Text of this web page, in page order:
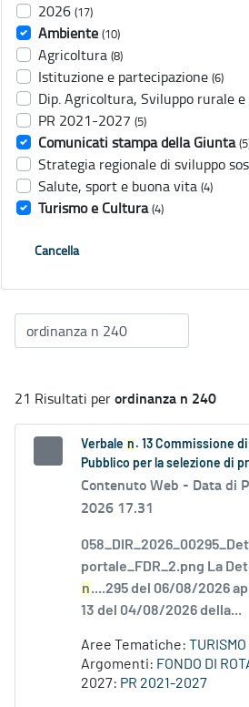
2026 (17)
Ambiente (10)
Agricoltura (8)
Istituzione e partecipazione (6)
Dip. Agricoltura, Sviluppo rurale
PR 2021-2027 (5)
Comunicati stampa della Giunta
Strategia regionale di sviluppo
Salute, sport e buona vita (4)
Turismo e Cultura (4)
Cancella
21 Risultati perordinanza n 240
Verbale n . 13 Commissione
Pubblico per la selezione di
Contenuto Web - Data di
2026 17.31
portale_FDR_2.png La
n....295 del 06/08/2026
13 del 04/08/2026 della...
Aree Tematiche:
Argomenti: FONDO DI
2027: PR 2021-2027